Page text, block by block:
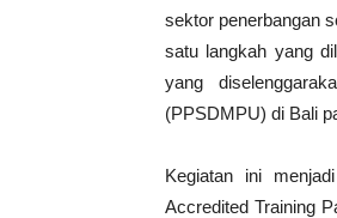
sektor penerbangan
satu langkah yang
yang
(PPSDMPU) di Bali
Kegiatan ini
Accredited Training